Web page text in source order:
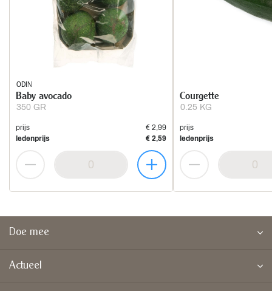
ODIN
350 GR
Baby avocado
prijs
€ 2,99
ledenprijs
€ 2,59
0.25 KG
Courgette
prijs
ledenprijs
Doe mee
Actueel